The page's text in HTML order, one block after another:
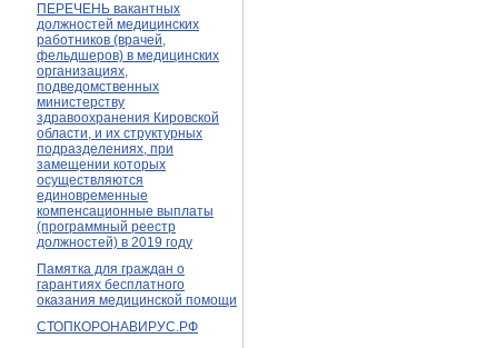
ПЕРЕЧЕНЬ вакантных
должностей медицинских
работников (врачей,
фельдшеров) в медицинских
организациях,
подведомственных
министерству
здравоохранения Кировской
области, и их структурных
подразделениях, при
замещении которых
осуществляются
единовременные
компенсационные выплаты
(программный реестр
должностей) в 2019 году
Памятка для граждан о
гарантиях бесплатного
оказания медицинской помощи
СТОПКОРОНАВИРУС.РФ